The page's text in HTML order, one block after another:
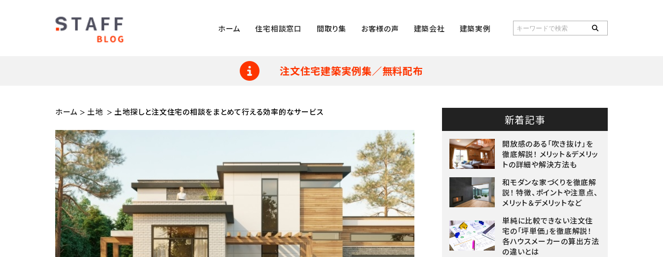
ホーム 住宅相談窓口 間取り集 お客様の声 建築会社 建築実例
注文住宅建築実例集／無料配布
ホーム 土地 土地探しと注文住宅の相談をまとめて行える効率的なサービス
新着記事
開放感のある「吹き抜け」を
徹底解説！ メリット＆デメリッ
トの詳細や解決方法も
和モダンな家づくりを徹底解
説！ 特徴、ポイントや注意点、
メリット＆デメリットなど
単純に比較できない注文住
宅の「坪単価」を徹底解説！
各ハウスメーカーの算出方法
の違いとは